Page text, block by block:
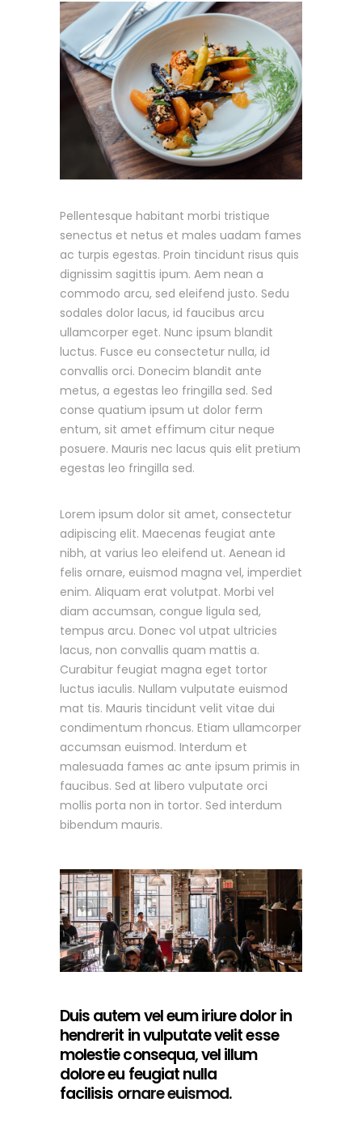
Pellentesque habitant morbi tristique
senectus et netus et males uadam fames
ac turpis egestas. Proin tincidunt risus quis
dignissim sagittis ipum. Aem nean a
commodo arcu, sed eleifend justo. Sedu
sodales dolor lacus, id faucibus arcu
ullamcorper eget. Nunc ipsum blandit
luctus. Fusce eu consectetur nulla, id
convallis orci. Donecim blandit ante
metus, a egestas leo fringilla sed. Sed
conse quatium ipsum ut dolor ferm
entum, sit amet effimum citur neque
posuere. Mauris nec lacus quis elit pretium
egestas leo fringilla sed.
Lorem ipsum dolor sit amet, consectetur
adipiscing elit. Maecenas feugiat ante
nibh, at varius leo eleifend ut. Aenean id
felis ornare, euismod magna vel, imperdiet
enim. Aliquam erat volutpat. Morbi vel
diam accumsan, congue ligula sed,
tempus arcu. Donec vol utpat ultricies
lacus, non convallis quam mattis a.
Curabitur feugiat magna eget tortor
luctus iaculis. Nullam vulputate euismod
mat tis. Mauris tincidunt velit vitae dui
condimentum rhoncus. Etiam ullamcorper
accumsan euismod. Interdum et
malesuada fames ac ante ipsum primis in
faucibus. Sed at libero vulputate orci
mollis porta non in tortor. Sed interdum
bibendum mauris.
Duis autem vel eum iriure dolor in
hendrerit in vulputate velit esse
molestie consequa, vel illum
dolore eu feugiat nulla
facilisis ornare euismod.